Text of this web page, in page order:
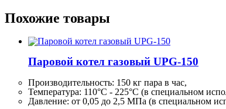
Похожие товары
Паровой котел газовый UPG-150
Производительность: 150 кг пара в час,
Температура: 110°C - 225°C (в специальном
Давление: от 0,05 до 2,5 МПа (в специальном